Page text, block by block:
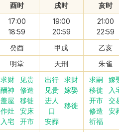
酉时 戌时 亥时
17:00
18:59
19:00
20:59
21:00
22:59
癸酉 甲戌 乙亥
明堂 天刑 朱雀
求财
见贵
酬神
修造
盖屋
移徙
作灶
安床
入宅
开市
出行
求财
见贵
嫁娶
进人
口
移徙
安葬
求嗣
嫁
移徙
入
开市
交
修造
安
祈福